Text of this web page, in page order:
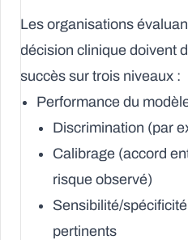
Les organisations
décision clinique doivent
succès sur trois niveaux :
Performance du
Discrimination (par
Calibrage (accord
risque observé)
Sensibilité/
pertinents